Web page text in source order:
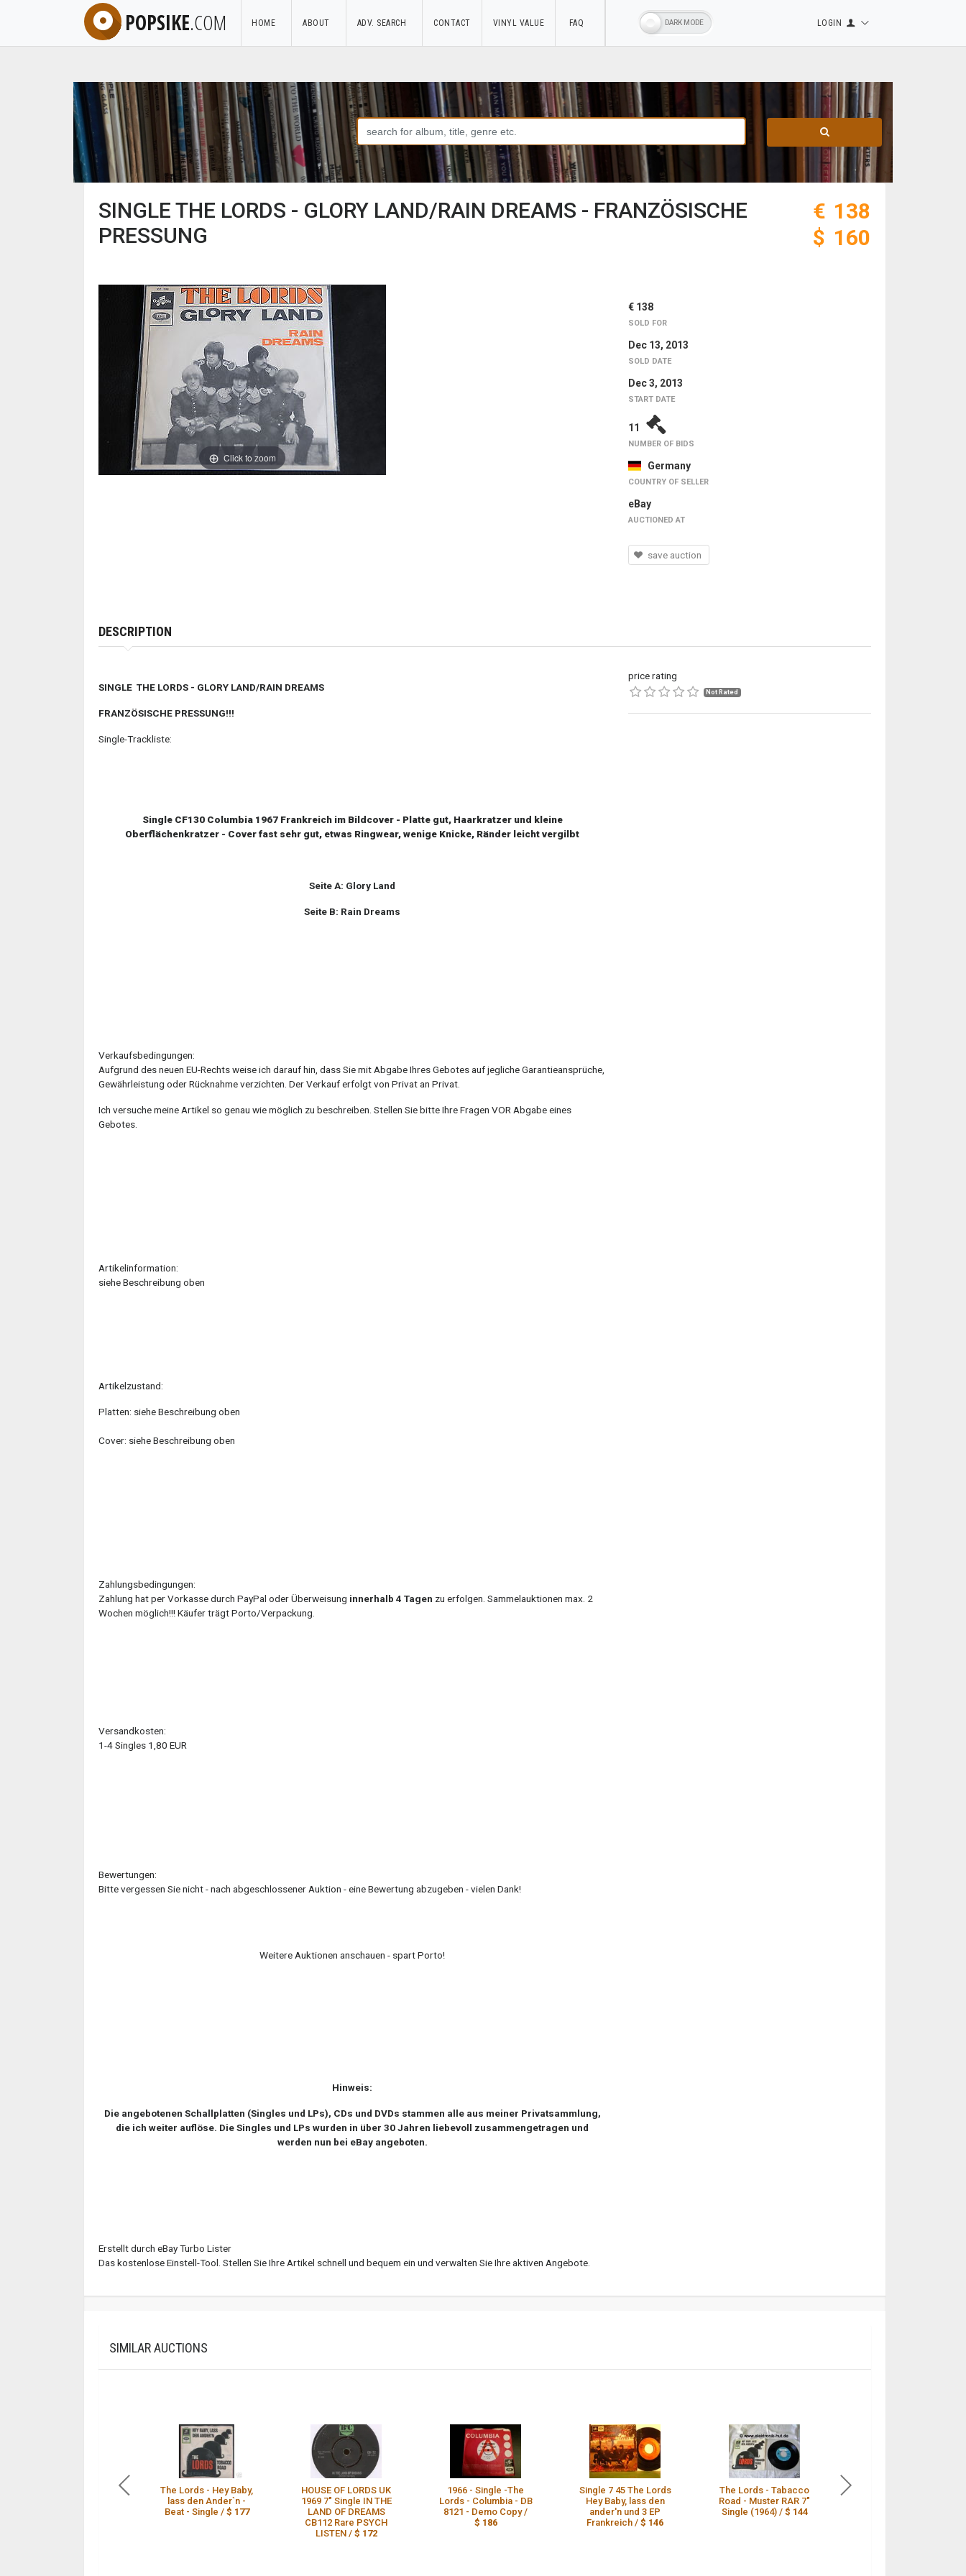
POPSIKE.COM HOME ABOUT ADV. SEARCH CONTACT VINYL VALUE FAQ LOGIN
SINGLE THE LORDS - GLORY LAND/RAIN DREAMS - FRANZÖSISCHE
PRESSUNG
€ 138
$ 160
Click to zoom
€ 138
SOLD FOR
Dec 13, 2013
SOLD DATE
Dec 3, 2013
START DATE
11
NUMBER OF BIDS
Germany
COUNTRY OF SELLER
eBay
AUCTIONED AT
save auction
DESCRIPTION
SINGLE THE LORDS - GLORY LAND/RAIN DREAMS
FRANZÖSISCHE PRESSUNG!!!
Single-Trackliste:
Single CF130 Columbia 1967 Frankreich im Bildcover - Platte gut, Haarkratzer und kleine
Oberflächenkratzer - Cover fast sehr gut, etwas Ringwear, wenige Knicke, Ränder leicht vergilbt
Seite A: Glory Land
Seite B: Rain Dreams
Verkaufsbedingungen:
Aufgrund des neuen EU-Rechts weise ich darauf hin, dass Sie mit Abgabe Ihres Gebotes auf jegliche Garantieansprüche,
Gewährleistung oder Rücknahme verzichten. Der Verkauf erfolgt von Privat an Privat.
Ich versuche meine Artikel so genau wie möglich zu beschreiben. Stellen Sie bitte Ihre Fragen VOR Abgabe eines
Gebotes.
Artikelinformation:
siehe Beschreibung oben
Artikelzustand:
Platten: siehe Beschreibung oben
Cover: siehe Beschreibung oben
Zahlungsbedingungen:
Zahlung hat per Vorkasse durch PayPal oder Überweisung innerhalb 4 Tagen zu erfolgen. Sammelauktionen max. 2
Wochen möglich!!! Käufer trägt Porto/Verpackung.
Versandkosten:
1-4 Singles 1,80 EUR
Bewertungen:
Bitte vergessen Sie nicht - nach abgeschlossener Auktion - eine Bewertung abzugeben - vielen Dank!
Weitere Auktionen anschauen - spart Porto!
Hinweis:
Die angebotenen Schallplatten (Singles und LPs), CDs und DVDs stammen alle aus meiner Privatsammlung,
die ich weiter auflöse. Die Singles und LPs wurden in über 30 Jahren liebevoll zusammengetragen und
werden nun bei eBay angeboten.
Erstellt durch eBay Turbo Lister
Das kostenlose Einstell-Tool. Stellen Sie Ihre Artikel schnell und bequem ein und verwalten Sie Ihre aktiven Angebote.
price rating
Not Rated
SIMILAR AUCTIONS
The Lords - Hey Baby,
lass den Ander`n -
Beat - Single / $ 177
HOUSE OF LORDS UK
1969 7" Single IN THE
LAND OF DREAMS
CB112 Rare PSYCH
LISTEN / $ 172
1966 - Single -The
Lords - Columbia - DB
8121 - Demo Copy /
$ 186
Single 7 45 The Lords
Hey Baby, lass den
ander'n und 3 EP
Frankreich /$ 146
The Lords - Tabacco
Road - Muster RAR 7"
Single (1964) / $ 144